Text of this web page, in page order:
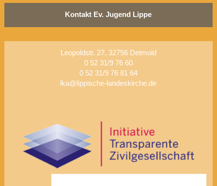
Kontakt Ev. Jugend Lippe
Leopoldstr. 27, 32756 Detmold
0 52 31/9 76 60
0 52 31/9 76 81 64
lka@lippische-landeskirche.de